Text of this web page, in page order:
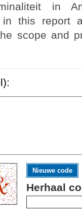
in
in this report
scope and
Nieuwe code
Herhaal